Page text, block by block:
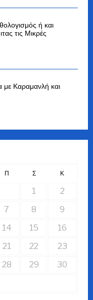
ή και
τις Μικρές
Καραμανλή και
Π Σ Κ
1
2
7 8
9
14 15
16
21 22
23
28 29
30